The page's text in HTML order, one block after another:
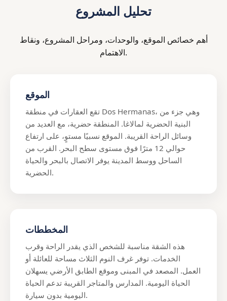
تحليل المشروع
أهم خصائص الموقع، والوحدات، ومراحل المشروع، ونقاط
الاهتمام.
الموقع
تقع العقارات في منطقة Dos Hermanas، وهي جزء من
البنية الحضرية لمالاغا. المنطقة حضرية، مع العديد من
وسائل الراحة القريبة. الموقع نسبيًا مستوٍ، على ارتفاع
حوالي 12 مترًا فوق مستوى سطح البحر. القرب من
الساحل ووسط المدينة يوفر الاتصال بالبحر والحياة
الحضرية.
المخططات
هذه الشقة مناسبة للشخص الذي يقدر الراحة وقرب
الخدمات. توفر غرف النوم الثلاث مساحة للعائلة أو
العمل. المصعد في المبنى وموقع الطابق الأرضي يسهلان
الحياة اليومية. المدارس والمتاجر القريبة تدعم الحياة
اليومية بدون سيارة.